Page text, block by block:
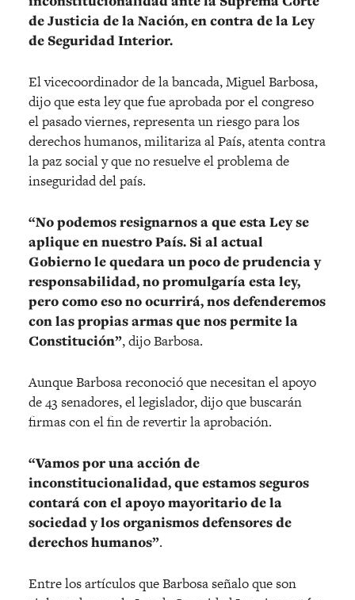
de Justicia de la Nación, en contra de la Ley
de Seguridad Interior.
El vicecoordinador de la bancada, Miguel Barbosa,
dijo que esta ley que fue aprobada por el congreso
el pasado viernes, representa un riesgo para los
derechos humanos, militariza al País, atenta contra
la paz social y que no resuelve el problema de
inseguridad del país.
“No podemos resignarnos a que esta Ley se
aplique en nuestro País. Si al actual
Gobierno le quedara un poco de prudencia y
responsabilidad, no promulgaría esta ley,
pero como eso no ocurrirá, nos defenderemos
con las propias armas que nos permite la
Constitución”, dijo Barbosa.
Aunque Barbosa reconoció que necesitan el apoyo
de 43 senadores, el legislador, dijo que buscarán
firmas con el fin de revertir la aprobación.
“Vamos por una acción de
inconstitucionalidad, que estamos seguros
contará con el apoyo mayoritario de la
sociedad y los organismos defensores de
derechos humanos”.
Entre los artículos que Barbosa señalo que son